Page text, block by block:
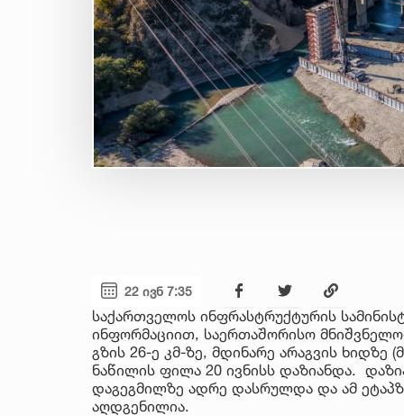
22 ივნ 7:35
საქართველოს ინფრასტრუქტურის
ინფორმაციით, საერთაშორისო
გზის 26-ე კმ-ზე, მდინარე არაგვის ხიდზე
ნაწილის ფილა 20 ივნისს დაზიანდა.
დაგეგმილზე ადრე დასრულდა და ამ
აღდგენილია.